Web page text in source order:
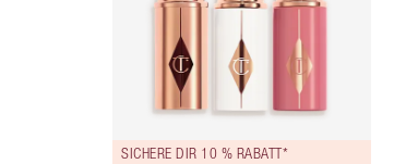
SICHERE DIR 10 % RABATT*